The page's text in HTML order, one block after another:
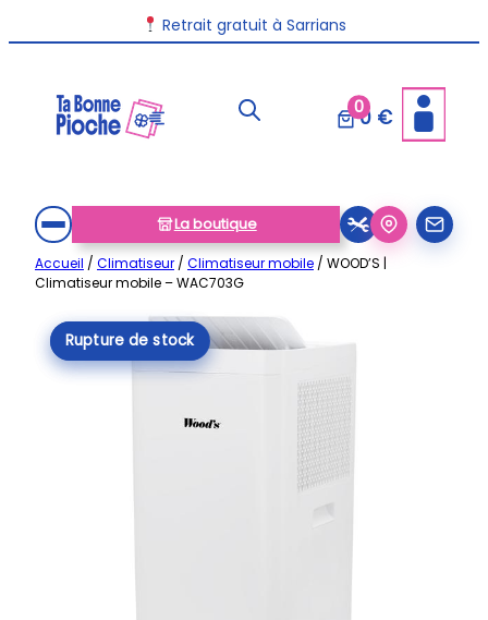
au
Retrait gratuit à Sarrians
00 €
La boutique
Accueil / Climatiseur / Climatiseur mobile / WOOD’S |
Climatiseur mobile – WAC703G